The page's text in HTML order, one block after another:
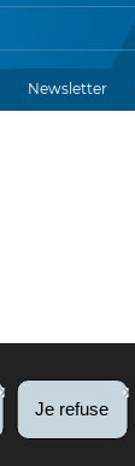
Je refuse
Newsletter